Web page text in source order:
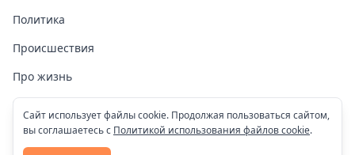
Политика
Происшествия
Про жизнь
Здоровье
COVID-19
Сайт использует файлы cookie. Продолжая пользоваться сайтом,
вы соглашаетесь с Политикой использования файлов cookie.